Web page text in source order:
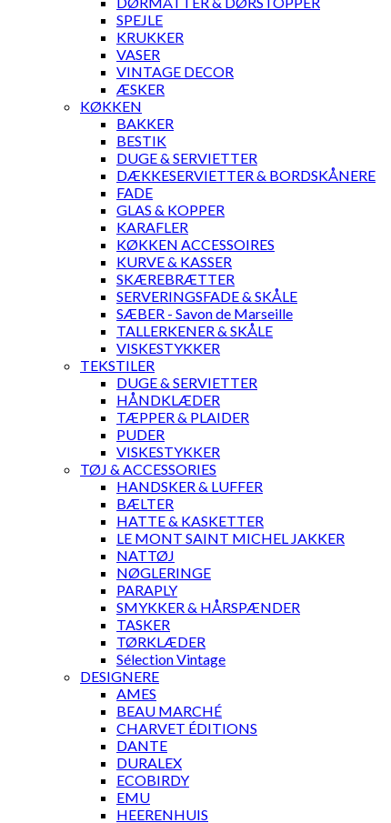
SPEJLE
KRUKKER
VASER
VINTAGE DECOR
ÆSKER
KØKKEN
BAKKER
BESTIK
DUGE & SERVIETTER
DÆKKESERVIETTER & BORDSKÅNERE
FADE
GLAS & KOPPER
KARAFLER
KØKKEN ACCESSOIRES
KURVE & KASSER
SKÆREBRÆTTER
SERVERINGSFADE & SKÅLE
SÆBER - Savon de Marseille
TALLERKENER & SKÅLE
VISKESTYKKER
TEKSTILER
DUGE & SERVIETTER
HÅNDKLÆDER
TÆPPER & PLAIDER
PUDER
VISKESTYKKER
TØJ & ACCESSORIES
HANDSKER & LUFFER
BÆLTER
HATTE & KASKETTER
LE MONT SAINT MICHEL JAKKER
NATTØJ
NØGLERINGE
PARAPLY
SMYKKER & HÅRSPÆNDER
TASKER
TØRKLÆDER
Sélection Vintage
DESIGNERE
AMES
BEAU MARCHÉ
CHARVET ÉDITIONS
DANTE
DURALEX
ECOBIRDY
EMU
HEERENHUIS